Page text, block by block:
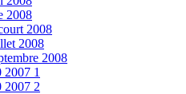
2008
2008
2008
2008
2007 1
2007 2